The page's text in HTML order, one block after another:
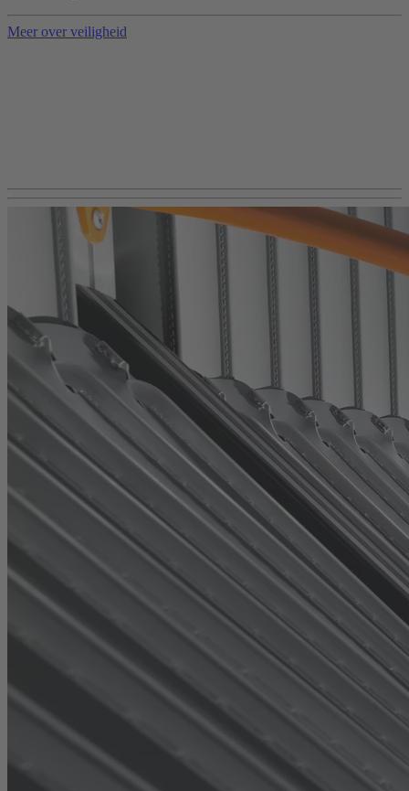
Meer over veiligheid